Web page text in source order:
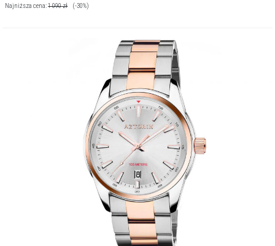
Najniższa cena:1 090zł (-30%)